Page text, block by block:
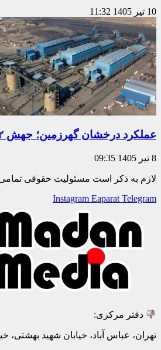
10 تیر 1405 11:32
عملکرد درخشان گهرزمین؛ جهش ۵۲ درصدی فروش داخلی در ۵ ماه نخست سال مالی ۱۴۰۵
8 تیر 1405 09:35
لازم به ذکر است مسئولیت حقوقی
Instagram Eaparat Telegram
دفتر مرکزی:
تهران، عباس آباد، خیابان شهید بهشتی،